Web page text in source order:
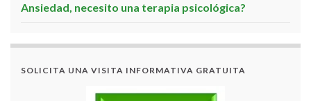
Ansiedad, necesito una terapia psicológica?
SOLICITA UNA VISITA INFORMATIVA GRATUITA